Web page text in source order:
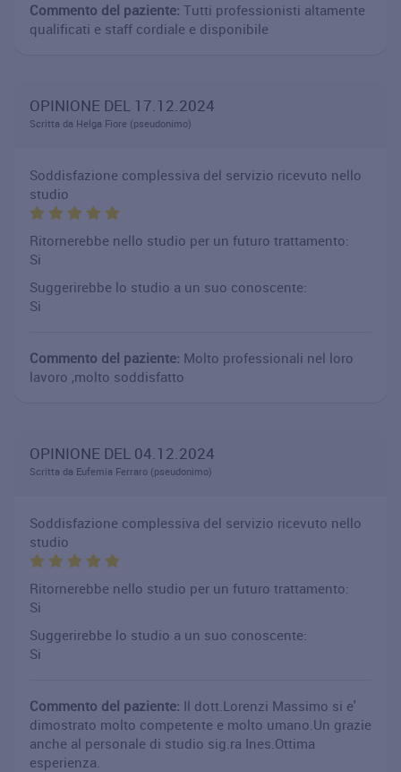
Commento del paziente: Tutti professionisti altamente
qualificati e staff cordiale e disponibile
OPINIONE DEL 17.12.2024
Scritta da Helga Fiore (pseudonimo)
Soddisfazione complessiva del servizio ricevuto nello
studio
Ritornerebbe nello studio per un futuro trattamento:
Si
Suggerirebbe lo studio a un suo conoscente:
Si
Commento del paziente: Molto professionali nel loro
lavoro ,molto soddisfatto
OPINIONE DEL 04.12.2024
Scritta da Eufemia Ferraro (pseudonimo)
Soddisfazione complessiva del servizio ricevuto nello
studio
Ritornerebbe nello studio per un futuro trattamento:
Si
Suggerirebbe lo studio a un suo conoscente:
Si
Commento del paziente: Il dott.Lorenzi Massimo si e'
dimostrato molto competente e molto umano.Un grazie
anche al personale di studio sig.ra Ines.Ottima
esperienza.